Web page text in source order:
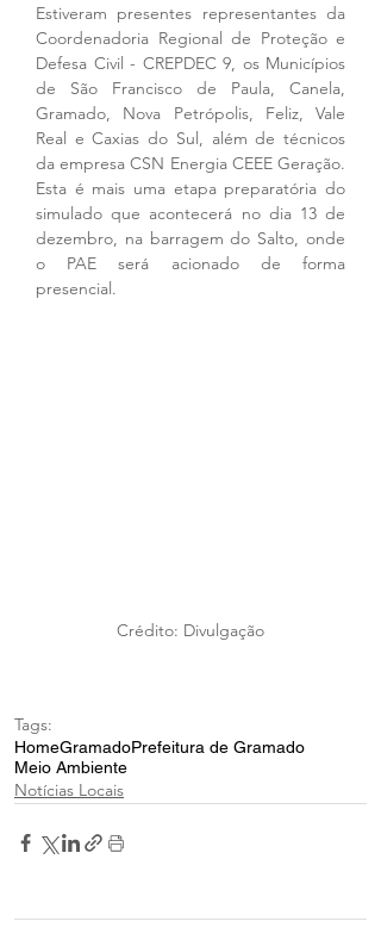
Estiveram presentes representantes da
Coordenadoria Regional de Proteção e
Defesa Civil - CREPDEC 9, os Municípios
de São Francisco de Paula, Canela,
Gramado, Nova Petrópolis, Feliz, Vale
Real e Caxias do Sul, além de técnicos
da empresa CSN Energia CEEE Geração.
Esta é mais uma etapa preparatória do
simulado que acontecerá no dia 13 de
dezembro, na barragem do Salto, onde
o PAE será acionado de forma
presencial.
Crédito: Divulgação
Tags:
HomeGramadoPrefeitura de Gramado
Meio Ambiente
Notícias Locais